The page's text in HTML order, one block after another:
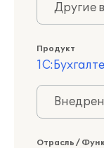
Другие
Продукт
Отрасль /